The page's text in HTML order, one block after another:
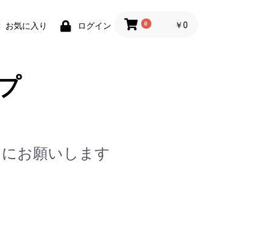
お気に入り ログイン 0 ￥0
お願いします